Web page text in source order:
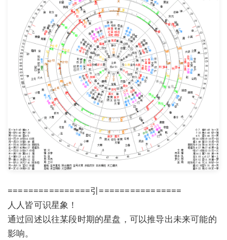
================引================
人人皆可识星象！
通过回述以往某段时期的星盘，可以推导出未来可能的
影响。